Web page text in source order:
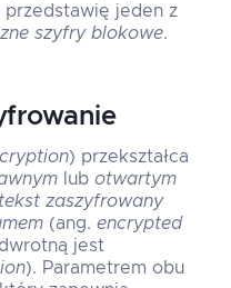
przedstawię jeden z
szyfry blokowe.
) przekształca
lubotwartym
tekst zaszyfrowany
(ang.encrypted
jest
). Parametrem obu